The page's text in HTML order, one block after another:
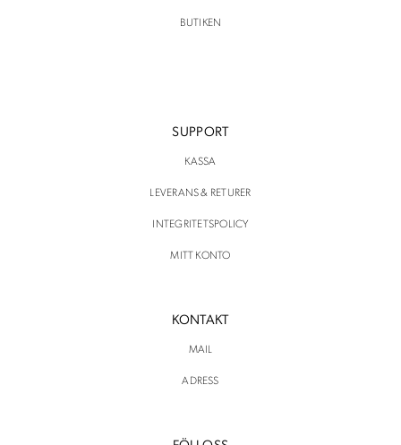
BUTIKEN
SUPPORT
KASSA
LEVERANS & RETURER
INTEGRITETSPOLICY
MITT KONTO
KONTAKT
MAIL
ADRESS